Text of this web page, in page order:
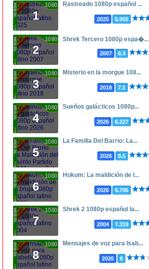
1
1080p Rastreado 1080p español ...
2025 5.955
2
1080p Shrek Tercero 1080p espa�...
2007 6.3
3
1080p Misterio en la morgue 108...
2018 7.1
4
1080p Sueños galácticos 1080p...
2026 6.227
5
1080p La Familia Del Barrio: La...
2026 8.5
6
1080p Hokum: La maldición de l...
2026 6.706
7
1080p Shrek 2 1080p español la...
2004 7.319
8
1080p Mensajes de voz para Isab...
2026 6